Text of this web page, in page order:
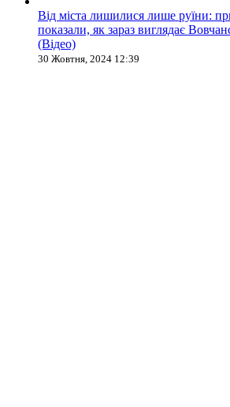
Від міста лишилися лише руїни:
показали, як зараз виглядає
(Відео)
30 Жовтня, 2024 12:39